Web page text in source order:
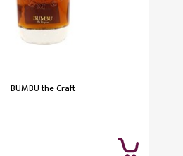
BUMBU the Craft